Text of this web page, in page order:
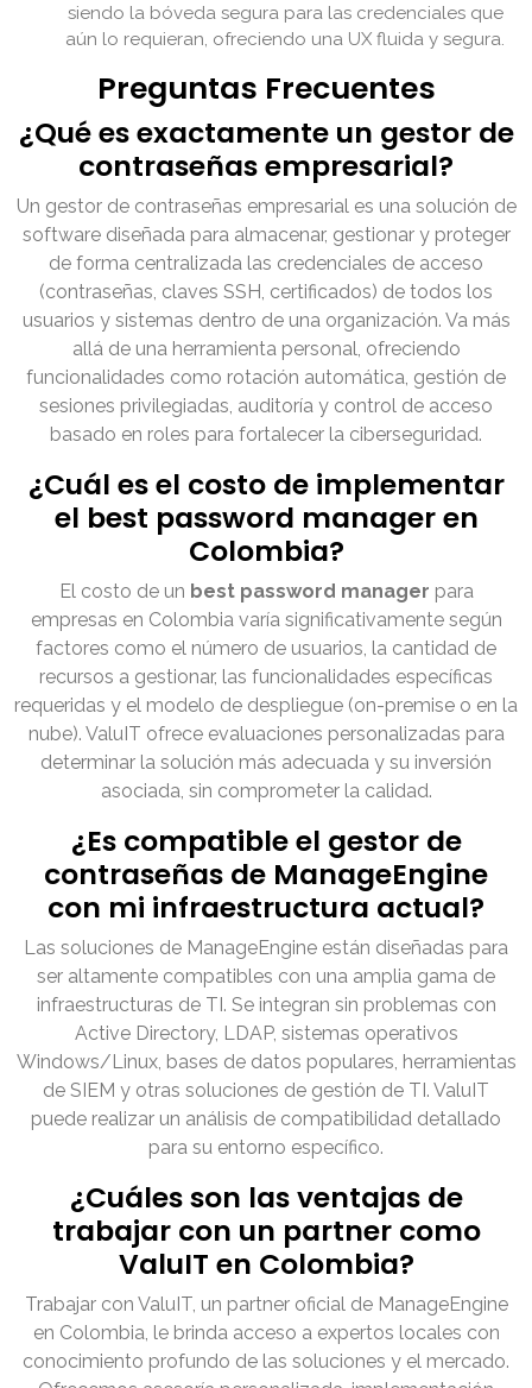
siendo la bóveda segura para las credenciales que
aún lo requieran, ofreciendo una UX fluida y segura.
Preguntas Frecuentes
¿Qué es exactamente un gestor de
contraseñas empresarial?
Un gestor de contraseñas empresarial es una solución de
software diseñada para almacenar, gestionar y proteger
de forma centralizada las credenciales de acceso
(contraseñas, claves SSH, certificados) de todos los
usuarios y sistemas dentro de una organización. Va más
allá de una herramienta personal, ofreciendo
funcionalidades como rotación automática, gestión de
sesiones privilegiadas, auditoría y control de acceso
basado en roles para fortalecer la ciberseguridad.
¿Cuál es el costo de implementar
el best password manager en
Colombia?
El costo de un best password manager para
empresas en Colombia varía significativamente según
factores como el número de usuarios, la cantidad de
recursos a gestionar, las funcionalidades específicas
requeridas y el modelo de despliegue (on-premise o en la
nube). ValuIT ofrece evaluaciones personalizadas para
determinar la solución más adecuada y su inversión
asociada, sin comprometer la calidad.
¿Es compatible el gestor de
contraseñas de ManageEngine
con mi infraestructura actual?
Las soluciones de ManageEngine están diseñadas para
ser altamente compatibles con una amplia gama de
infraestructuras de TI. Se integran sin problemas con
Active Directory, LDAP, sistemas operativos
Windows/Linux, bases de datos populares, herramientas
de SIEM y otras soluciones de gestión de TI. ValuIT
puede realizar un análisis de compatibilidad detallado
para su entorno específico.
¿Cuáles son las ventajas de
trabajar con un partner como
ValuIT en Colombia?
Trabajar con ValuIT, un partner oficial de ManageEngine
en Colombia, le brinda acceso a expertos locales con
conocimiento profundo de las soluciones y el mercado.